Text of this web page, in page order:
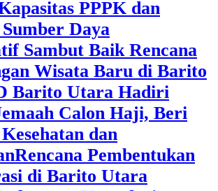
PPPK dan
Daya
Sambut Baik Rencana
Wisata Baru di Barito
Barito Utara Hadiri
Calon Haji, Beri
dan
Rencana Pembentukan
di Barito Utara